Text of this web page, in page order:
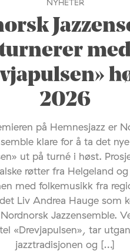
NYHETER
2026
på Hemnesjazz er
klare for å ta det
ut på turné i høst.
røtter fra Helgeland
med folkemusikk fra
Liv Andrea Hauge som
Jazzensemble.
«Drevjapulsen», tar
jazztradisjonen og […]